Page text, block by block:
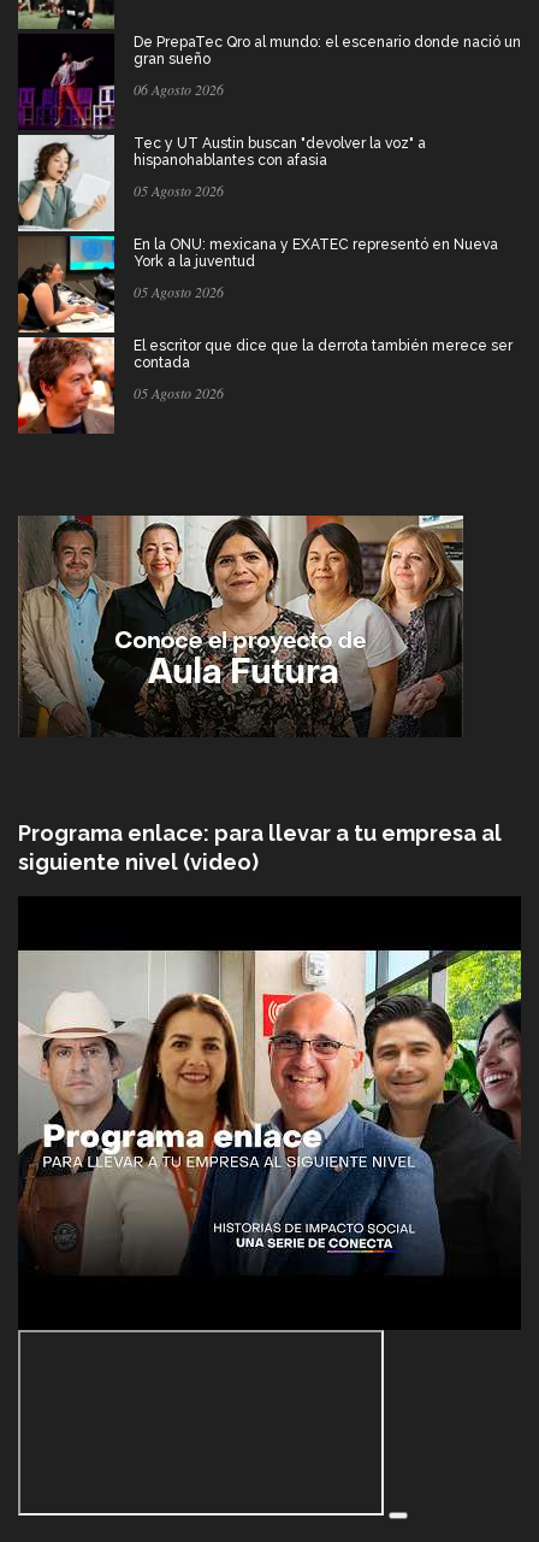
De PrepaTec Qro al mundo: el escenario donde nació un
gran sueño
06 Agosto 2026
Tec y UT Austin buscan "devolver la voz" a
hispanohablantes con afasia
05 Agosto 2026
En la ONU: mexicana y EXATEC representó en Nueva
York a la juventud
05 Agosto 2026
El escritor que dice que la derrota también merece ser
contada
05 Agosto 2026
Programa enlace: para llevar a tu empresa al
siguiente nivel (video)